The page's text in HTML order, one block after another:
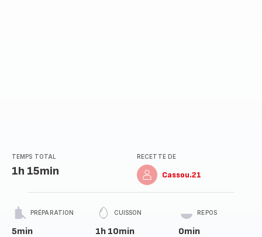
TEMPS TOTAL
1h 15min
RECETTE DE
Cassou.21
PRÉPARATION
5min
CUISSON
1h 10min
REPOS
0min